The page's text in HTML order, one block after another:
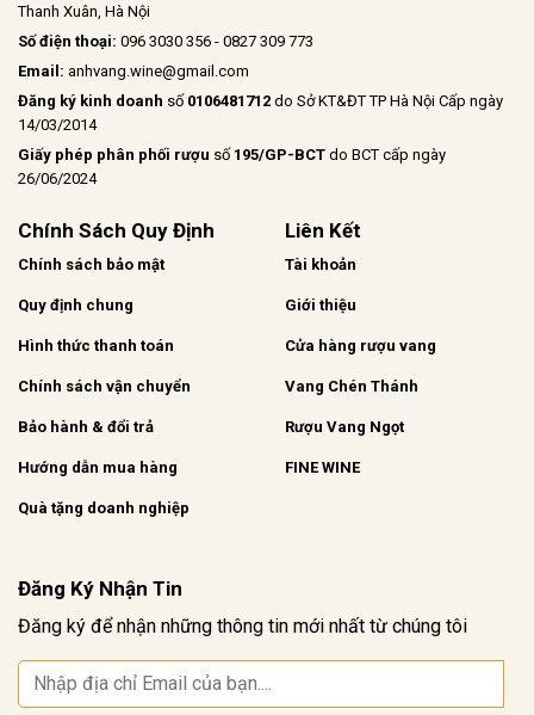
Thanh Xuân, Hà Nội
Số điện thoại: 096 3030 356 - 0827 309 773
Email: anhvang.wine@gmail.com
Đăng ký kinh doanh số 0106481712 do Sở KT&ĐT TP Hà Nội Cấp ngày
14/03/2014
Giấy phép phân phối rượu số 195/GP-BCT do BCT cấp ngày
26/06/2024
Chính Sách Quy Định
Chính sách bảo mật
Quy định chung
Hình thức thanh toán
Chính sách vận chuyển
Bảo hành & đổi trả
Hướng dẫn mua hàng
Quà tặng doanh nghiệp
Liên Kết
Tài khoản
Giới thiệu
Cửa hàng rượu vang
Vang Chén Thánh
Rượu Vang Ngọt
FINE WINE
Đăng Ký Nhận Tin
Đăng ký để nhận những thông tin mới nhất từ chúng tôi